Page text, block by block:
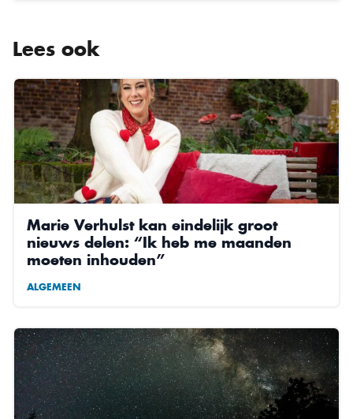
Lees ook
Marie Verhulst kan eindelijk groot
nieuws delen: “Ik heb me maanden
moeten inhouden”
ALGEMEEN